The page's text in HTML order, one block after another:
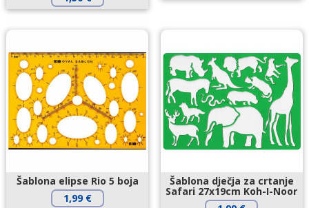
Šablona elipse Rio 5 boja
1,99 €
Šablona dječja za crtanje
Safari 27x19cm Koh-I-Noor